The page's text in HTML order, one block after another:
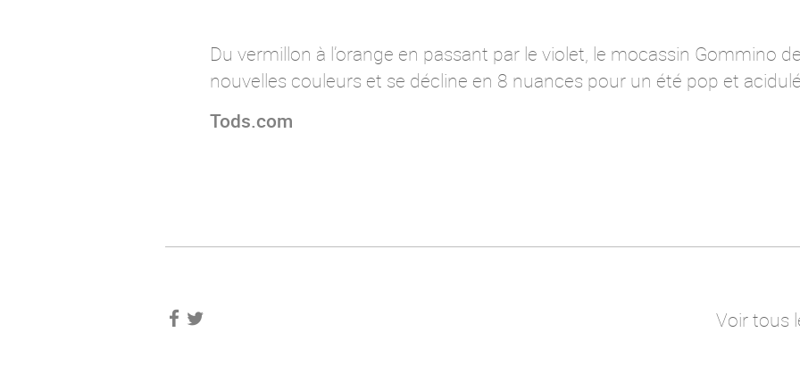
Du vermillon à l’orange en passant par le violet, le mocassin Gommino
nouvelles couleurs et se décline en 8 nuances pour un été pop et
Tods.com
Voir tous